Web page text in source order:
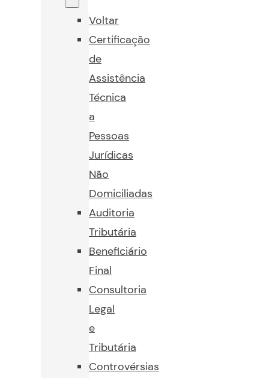
Voltar
Certificação
de
Assistência
Técnica
a
Pessoas
Jurídicas
Não
Domiciliadas
Auditoria
Tributária
Beneficiário
Final
Consultoria
Legal
e
Tributária
Controvérsias